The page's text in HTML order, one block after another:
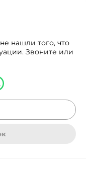
нашли того, что
Звоните или